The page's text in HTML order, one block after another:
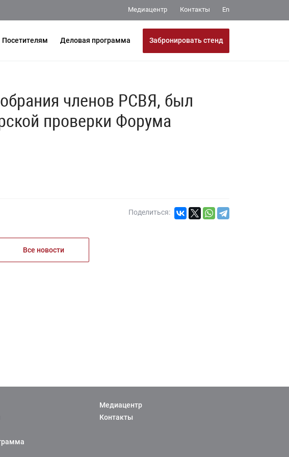
Медиацентр Контакты En
Посетителям Деловая программа Забронировать стенд
членов РСВЯ, был
проверки Форума
Поделиться:
Все новости
Медиацентр
Контакты